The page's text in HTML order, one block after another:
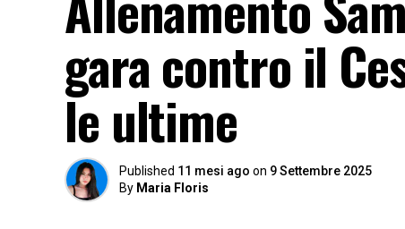
gara contro il
le ultime
Published 11 mesi ago on 9 Settembre 2025
By Maria Floris